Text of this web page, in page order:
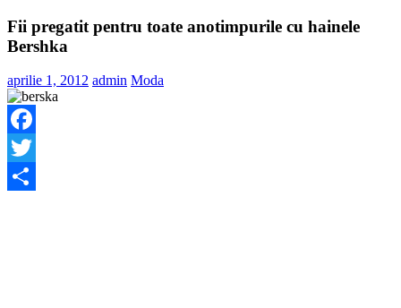
Fii pregatit pentru toate anotimpurile cu hainele
Bershka
aprilie 1, 2012 admin Moda
Facebook
Twitter